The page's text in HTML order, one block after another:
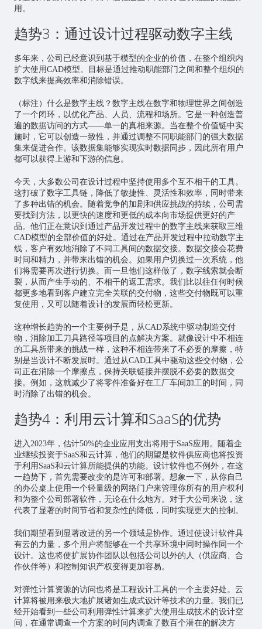
用。
趋势3：通过设计过程驱动数字主线
多年来，公司已经意识到基于模型的企业的价值，在整个组织内
扩大使用CAD模型。目标是通过推动职能部门之间和整个组织的
数字线来提高效率和消除错误。
（标注）什么是数字主线？数字主线在数字和物理世界之间创造
了一个闭环，以优化产品、人员、流程和场所。它是一种创造普
遍的数据访问的方式——单一的真相来源。当在整个价值链中实
施时，它可以创造一致性，并通过调整不同职能部门的强大数据
集来促进合作。该数据集能够实现实时数据同步，因此所有用户
都可以获得上游和下游的信息。
今天，大多数公司在设计过程中坚持使用多个互不相干的工具。
这打破了数字工具链，降低了敏捷性、灵活性和效率，同时带来
了多种出错的机会。随着竞争的加剧和供应挑战的持续，公司需
要找到方法，以更快的速度和更低的成本向市场提供更好的产
品。他们正在意识到通过产品开发过程中的数字主线来获取三维
CAD模型的全部价值的好处。通过在产品开发过程中拉动数字主
线，客户有效地消除了不同工具间的数据交接。数据交接会花费
时间和精力，并带来出错的机会。如果用户切换过一次系统，他
们将需要再次进行切换。而一旦他们这样做了，数字线索就会断
裂，从而产生手动的、不相干的返工需求。我们比以往任何时候
都更多地看到客户建立完全关联的交付物，这些交付物既可以重
复使用，又可以随着设计的发展而轻松更新。
这种增长趋势的一个主要例子是，从CAD系统中驱动制造交付
物，消除加工刀具路径等项目的点解决方案。就像设计中不相连
的工具所带来的挑战一样，这种不相连带来了不必要的摩擦，特
别是当设计不断发展时。通过从CAD工具中驱动这些交付物，公
司正在消除一个摩擦点，保持关联链接并摆脱不必要的数据交
接。例如，这就减少了将零件准备好在工厂车间加工的时间，同
时消除了出错的机会。
趋势4：利用云计算和SaaS的优势
进入2023年，估计50%的企业应用支出将用于SaaS应用。随着企
业继续投资于SaaS和云计算，他们的期望是软件供应商也将投资
于利用SaaS和云计算所能提供的功能。设计软件也不例外，在这
一趋势下，首先需要改变的是许可和部署。想象一下，从你自己
的办公桌上使用一个轻量级的网络门户来管理你所有的用户权利
和为整个公司部署软件，无论在什么地方。对于大公司来说，这
代表了显著的时间节省和复杂性的降低，同时实现更大的控制。
我们期望看到显著改进的另一个领域是协作。通过使设计软件具
有云的力量，多个用户将能够在一个共享环境中同时操作同一个
设计。这也将使扩展协作团队以包括公司以外的人（供应商、合
作伙伴等）和控制知识产权变得更加容易。
对弹性计算资源的访问也将是工程设计工具的一个主要好处。云
计算将被用来极大地扩展诸如生成式设计等技术的力量。我们已
经开始看到一些公司利用弹性计算来扩大使用生成技术的设计空
间，在通常调查一个方案的时间内调查了数百个潜在的解决方